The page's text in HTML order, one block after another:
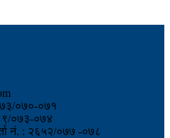
७३/०७०-०७१
०७३-०७४
नं. : २६५२/०७७ -०७८